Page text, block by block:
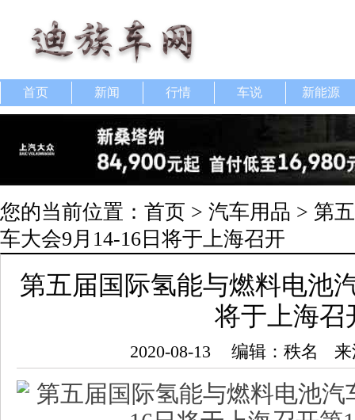
首页 新闻 行情 车说 新能源
您的当前位置： 首页 > 汽车用品 > 第
车大会9月14-16日将于上海召开
第五届国际氢能与燃料电池
将于上海召
2020-08-13 编辑：秩名